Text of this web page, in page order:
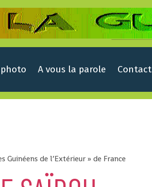
A vous la parole Contact
Guinéens de l’Extérieur » de France